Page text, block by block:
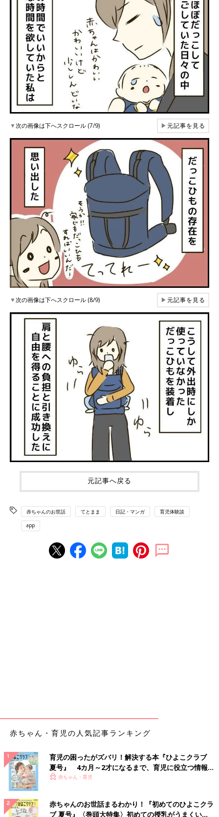
▼次の画像は下へスクロール (7/9) ▶元記事を見る
▼次の画像は下へスクロール (8/9) ▶元記事を見る
元記事へ戻る
赤ちゃんのお世話 てとまま 日記・マンガ 育児体験談
app
赤ちゃん・育児の人気記事ランキング
育児の困ったがズバリ！解決する本『ひよこクラブ
夏号』 4カ月～2才になるまで、育児に役立つ情報が
いっぱい！
赤ちゃん・育児
赤ちゃんのお世話まるわかり！『初めてのひよこクラ
ブ 夏号』〈巻頭大特集〉初めての授乳がうまくい